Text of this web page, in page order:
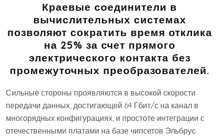
Краевые соединители в
вычислительных системах
позволяют сократить время отклика
на 25% за счет прямого
электрического контакта без
промежуточных преобразователей.
Сильные стороны проявляются в высокой скорости
передачи данных, достигающей 64 Гбит/с на канал в
многорядных конфигурациях, и простоте интеграции с
отечественными платами на базе чипсетов Эльбрус.